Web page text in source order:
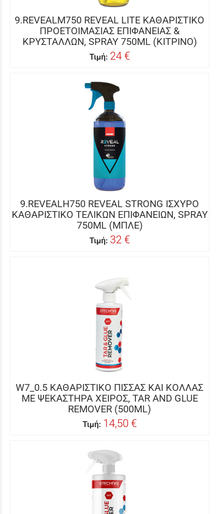
9.REVEALM750 REVEAL LITE ΚΑΘΑΡΙΣΤΙΚΟ
ΠΡΟΕΤΟΙΜΑΣΙΑΣ ΕΠΙΦΑΝΕΙΑΣ &
ΚΡΥΣΤΑΛΛΩΝ, SPRAY 750ML (ΚΙΤΡΙΝΟ)
Τιμή: 24 €
9.REVEALH750 REVEAL STRONG ΙΣΧΥΡΟ
ΚΑΘΑΡΙΣΤΙΚΟ ΤΕΛΙΚΩΝ ΕΠΙΦΑΝΕΙΩΝ, SPRAY
750ML (ΜΠΛΕ)
Τιμή: 32 €
W7_0.5 ΚΑΘΑΡΙΣΤΙΚΟ ΠΙΣΣΑΣ ΚΑΙ ΚΟΛΛΑΣ
ΜΕ ΨΕΚΑΣΤΗΡΑ ΧΕΙΡΟΣ, TAR AND GLUE
REMOVER (500ML)
Τιμή: 14,50 €